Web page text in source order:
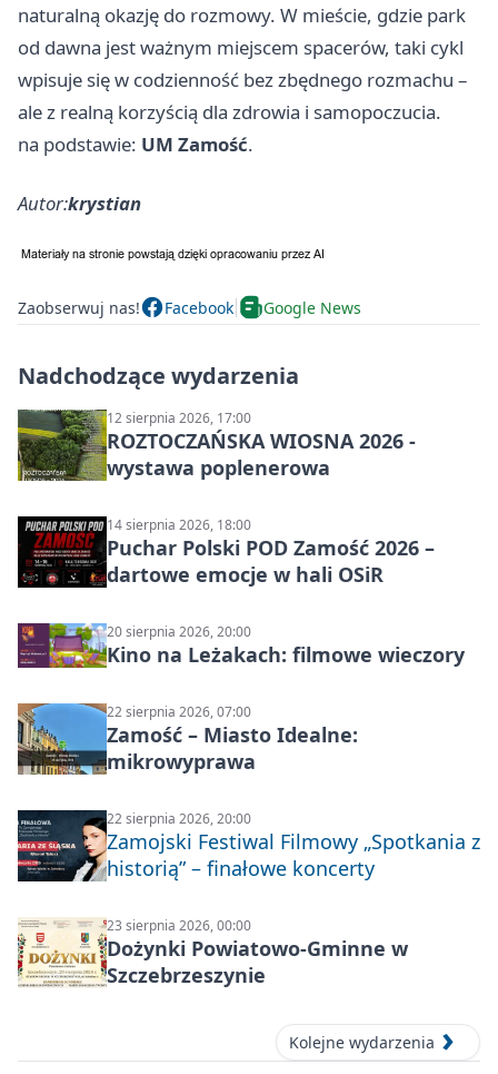
naturalną okazję do rozmowy. W mieście, gdzie park
od dawna jest ważnym miejscem spacerów, taki cykl
wpisuje się w codzienność bez zbędnego rozmachu –
ale z realną korzyścią dla zdrowia i samopoczucia.
na podstawie: UM Zamość.
Autor:krystian
Zaobserwuj nas! Facebook Google News
Nadchodzące wydarzenia
12 sierpnia 2026, 17:00
ROZTOCZAŃSKA WIOSNA 2026 -
wystawa poplenerowa
14 sierpnia 2026, 18:00
Puchar Polski POD Zamość 2026 –
dartowe emocje w hali OSiR
20 sierpnia 2026, 20:00
Kino na Leżakach: filmowe wieczory
22 sierpnia 2026, 07:00
Zamość – Miasto Idealne:
mikrowyprawa
22 sierpnia 2026, 20:00
Zamojski Festiwal Filmowy „Spotkania z
historią” – finałowe koncerty
23 sierpnia 2026, 00:00
Dożynki Powiatowo-Gminne w
Szczebrzeszynie
Kolejne wydarzenia